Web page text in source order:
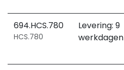
694.HCS.780
HCS.780
Levering: 9
werkdagen